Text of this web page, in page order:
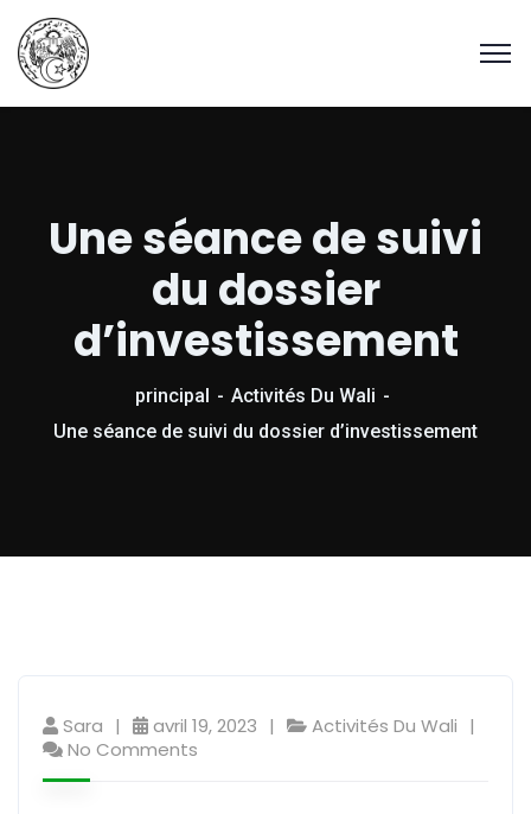
Une séance de suivi
du dossier
d’investissement
principal
Activités Du Wali
Une séance de suivi du dossier d’investissement
Sara avril 19, 2023
Activités Du Wali
No Comments